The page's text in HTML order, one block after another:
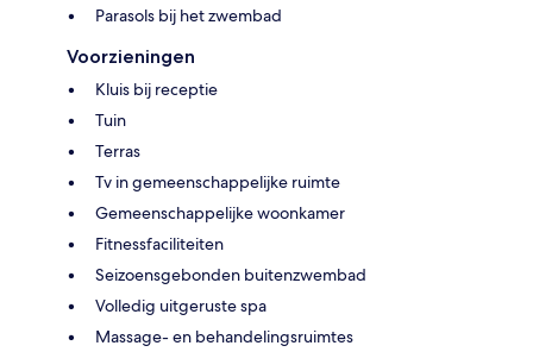
Parasols bij het zwembad
Voorzieningen
Kluis bij receptie
Tuin
Terras
Tv in gemeenschappelijke ruimte
Gemeenschappelijke woonkamer
Fitnessfaciliteiten
Seizoensgebonden buitenzwembad
Volledig uitgeruste spa
Massage- en behandelingsruimtes